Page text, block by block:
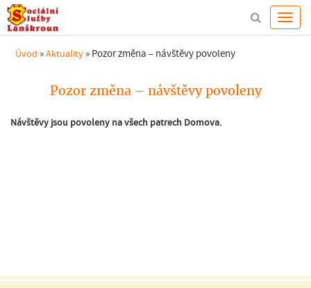
Úvod »Aktuality » Pozor změna – návštěvy povoleny
Pozor změna – návštěvy povoleny
Návštěvy jsou povoleny na všech patrech Domova.